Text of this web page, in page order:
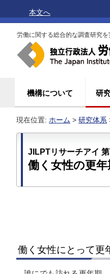
本文へ
労働に関する総合的な調査研究を
機構について 研
現在位置: ホーム > 研究体系
JILPTリサーチアイ 第
働く女性の更
働く女性にとって更